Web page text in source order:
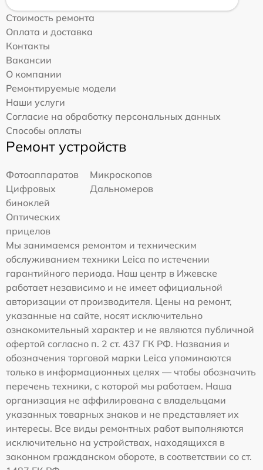
Стоимость ремонта
Оплата и доставка
Контакты
Вакансии
О компании
Ремонтируемые модели
Наши услуги
Согласие на обработку персональных данных
Способы оплаты
Ремонт устройств
Фотоаппаратов
Микроскопов
Цифровых
биноклей
Дальномеров
Оптических
прицелов
Мы занимаемся ремонтом и техническим
обслуживанием техники Leica по истечении
гарантийного периода. Наш центр в Ижевске
работает независимо и не имеет официальной
авторизации от производителя. Цены на ремонт,
указанные на сайте, носят исключительно
ознакомительный характер и не являются публичной
офертой согласно п. 2 ст. 437 ГК РФ. Названия и
обозначения торговой марки Leica упоминаются
только в информационных целях — чтобы обозначить
перечень техники, с которой мы работаем. Наша
организация не аффилирована с владельцами
указанных товарных знаков и не представляет их
интересы. Все виды ремонтных работ выполняются
исключительно на устройствах, находящихся в
законном гражданском обороте, в соответствии со ст.